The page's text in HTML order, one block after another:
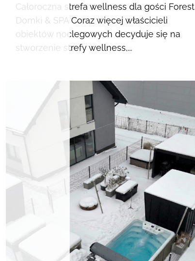
Całoroczna strefa wellness dla gości Forest
Domki & SPA Coraz więcej właścicieli
obiektów noclegowych decyduje się na
stworzenie strefy wellness,...